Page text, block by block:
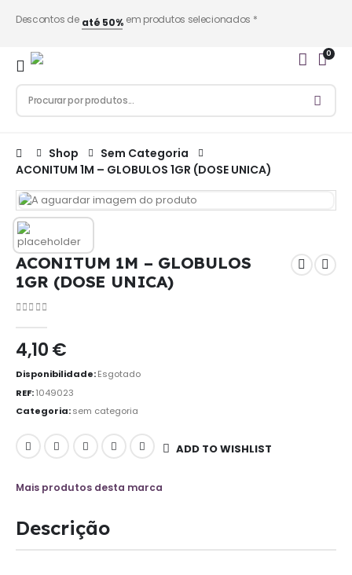
Descontos de até 50% em produtos selecionados *
0
Shop
Sem Categoria
ACONITUM 1M – GLOBULOS 1GR (DOSE UNICA)
ACONITUM 1M – GLOBULOS
1GR (DOSE UNICA)
4,10€
Disponibilidade:Esgotado
REF:1049023
Categoria:sem categoria
ADD TO WISHLIST
Mais produtos desta marca
Descrição